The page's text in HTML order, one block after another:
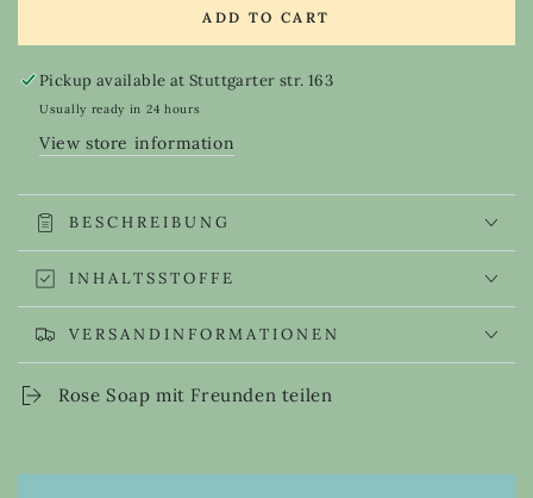
Soap
Soap
ADD TO CART
Pickup available atStuttgarter str. 163
Usually ready in 24 hours
View store information
BESCHREIBUNG
INHALTSSTOFFE
VERSANDINFORMATIONEN
Rose Soap mit Freunden teilen